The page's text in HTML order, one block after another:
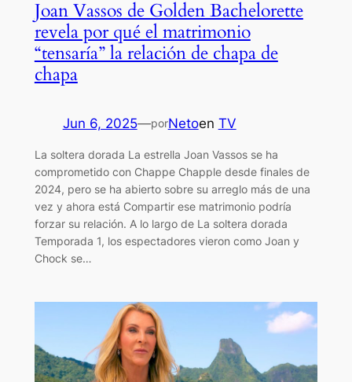
Joan Vassos de Golden Bachelorette
revela por qué el matrimonio
“tensaría” la relación de chapa de
chapa
Jun 6, 2025—porNetoen TV
La soltera dorada La estrella Joan Vassos se ha
comprometido con Chappe Chapple desde finales de
2024, pero se ha abierto sobre su arreglo más de una
vez y ahora está Compartir ese matrimonio podría
forzar su relación. A lo largo de La soltera dorada
Temporada 1, los espectadores vieron como Joan y
Chock se…